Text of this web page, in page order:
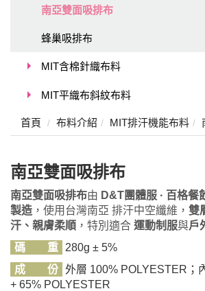
南亞雙面吸排布
蜂巢吸排布
MIT含棉針織布料
MIT平織布斜紋布料
首頁 布料介紹 MIT排汗機能布料
南亞雙面吸排布
南亞雙面吸排布由 D&T團體服 · 百格餐
製造 ，使用台灣南亞 排汗中空纖維， 雙
汗、親膚柔順 ，特別適合 運動制服與戶
碼 重
280g ± 5%
成 份 外層 100% POLYESTER；
+ 65% POLYESTER